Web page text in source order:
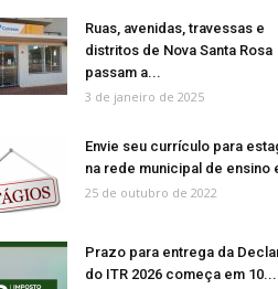
Ruas, avenidas, travessas e
distritos de Nova Santa Rosa
passam a...
3 de janeiro de 2025
Envie seu currículo para
na rede municipal de ensino
25 de outubro de 2022
Prazo para entrega da
do ITR 2026 começa em 10...